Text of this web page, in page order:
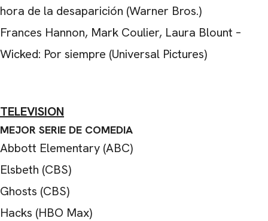
hora de la desaparición (Warner Bros.)
Frances Hannon, Mark Coulier, Laura Blount –
Wicked: Por siempre (Universal Pictures)
TELEVISION
MEJOR SERIE DE COMEDIA
Abbott Elementary (ABC)
Elsbeth (CBS)
Ghosts (CBS)
Hacks (HBO Max)